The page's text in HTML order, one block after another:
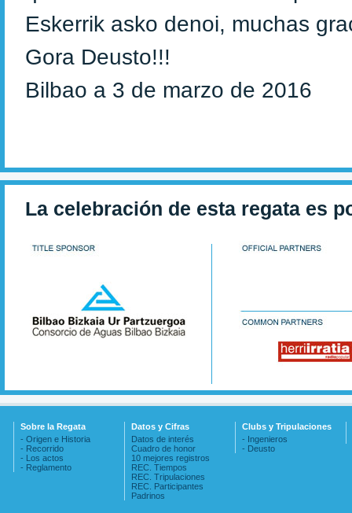
Eskerrik asko denoi, muchas
Gora Deusto!!!
Bilbao a 3 de marzo de 2016
La celebración de esta regata es
Sobre la Regata
- Origen e Historia
- Recorrido
- Los actos
- Reglamento
Datos y Cifras
Datos de interés
Cuadro de honor
10 mejores registros
REC. Tiempos
REC. Tripulaciones
REC. Participantes
Padrinos
Clubs y Tripulaciones
- Ingenieros
- Deusto